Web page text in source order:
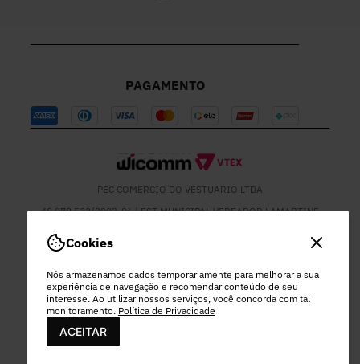
Cookies
Nós armazenamos dados temporariamente para melhorar a sua
experiência de navegação e recomendar conteúdo de seu
interesse. Ao utilizar nossos serviços, você concorda com tal
monitoramento. Política de Privacidade
ACEITAR
PAGAMENTO
PEC COMERCIO DO VESTUARIO LTDA
48.978.532/0003-96 | EST MUNICIPAL VEREADOR LAMARTINE